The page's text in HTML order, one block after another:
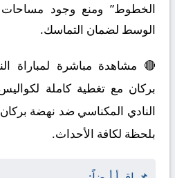
الخطوط” ومنع وجود
الوسط لضمان التماسك.
🔴 مشاهدة مباشرة لمباراة
بركان مع تغطية كاملة
النادي المكناسي ضد نهضة
بلحظة لكافة الأحداث.